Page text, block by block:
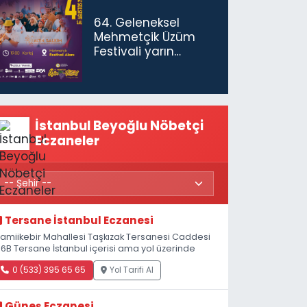
64. Geleneksel
Mehmetçik Üzüm
Festivali yarın
İstanbul Beyoğlu Nöbetçi
Eczaneler
Tersane İstanbul Eczanesi
Mahallesi Taşkızak Tersanesi Caddesi
Tersane İstanbul içerisi ama yol üzerinde
0 (533) 395 65 65 Yol Tarifi Al